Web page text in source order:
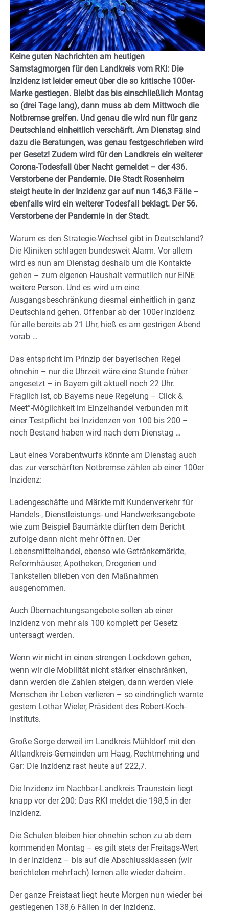
Keine guten Nachrichten am heutigen
Samstagmorgen für den Landkreis vom RKI: Die
Inzidenz ist leider erneut über die so kritische 100er-
Marke gestiegen. Bleibt das bis einschließlich Montag
so (drei Tage lang), dann muss ab dem Mittwoch die
Notbremse greifen. Und genau die wird nun für ganz
Deutschland einheitlich verschärft. Am Dienstag sind
dazu die Beratungen, was genau festgeschrieben wird
per Gesetz! Zudem wird für den Landkreis ein weiterer
Corona-Todesfall über Nacht gemeldet – der 436.
Verstorbene der Pandemie. Die Stadt Rosenheim
steigt heute in der Inzidenz gar auf nun 146,3 Fälle –
ebenfalls wird ein weiterer Todesfall beklagt. Der 56.
Verstorbene der Pandemie in der Stadt.
Warum es den Strategie-Wechsel gibt in Deutschland?
Die Kliniken schlagen bundesweit Alarm. Vor allem
wird es nun am Dienstag deshalb um die Kontakte
gehen – zum eigenen Haushalt vermutlich nur EINE
weitere Person. Und es wird um eine
Ausgangsbeschränkung diesmal einheitlich in ganz
Deutschland gehen. Offenbar ab der 100er Inzidenz
für alle bereits ab 21 Uhr, hieß es am gestrigen Abend
vorab …
Das entspricht im Prinzip der bayerischen Regel
ohnehin – nur die Uhrzeit wäre eine Stunde früher
angesetzt – in Bayern gilt aktuell noch 22 Uhr.
Fraglich ist, ob Bayerns neue Regelung – Click &
Meet”-Möglichkeit im Einzelhandel verbunden mit
einer Testpflicht bei Inzidenzen von 100 bis 200 –
noch Bestand haben wird nach dem Dienstag …
Laut eines Vorabentwurfs könnte am Dienstag auch
das zur verschärften Notbremse zählen ab einer 100er
Inzidenz:
Ladengeschäfte und Märkte mit Kundenverkehr für
Handels-, Dienstleistungs- und Handwerksangebote
wie zum Beispiel Baumärkte dürften dem Bericht
zufolge dann nicht mehr öffnen. Der
Lebensmittelhandel, ebenso wie Getränkemärkte,
Reformhäuser, Apotheken, Drogerien und
Tankstellen blieben von den Maßnahmen
ausgenommen.
Auch Übernachtungsangebote sollen ab einer
Inzidenz von mehr als 100 komplett per Gesetz
untersagt werden.
Wenn wir nicht in einen strengen Lockdown gehen,
wenn wir die Mobilität nicht stärker einschränken,
dann werden die Zahlen steigen, dann werden viele
Menschen ihr Leben verlieren – so eindringlich warnte
gestern Lothar Wieler, Präsident des Robert-Koch-
Instituts.
Große Sorge derweil im Landkreis Mühldorf mit den
Altlandkreis-Gemeinden um Haag, Rechtmehring und
Gar: Die Inzidenz rast heute auf 222,7.
Die Inzidenz im Nachbar-Landkreis Traunstein liegt
knapp vor der 200: Das RKI meldet die 198,5 in der
Inzidenz.
Die Schulen bleiben hier ohnehin schon zu ab dem
kommenden Montag – es gilt stets der Freitags-Wert
in der Inzidenz – bis auf die Abschlussklassen (wir
berichteten mehrfach) lernen alle wieder daheim.
Der ganze Freistaat liegt heute Morgen nun wieder bei
gestiegenen 138,6 Fällen in der Inzidenz.